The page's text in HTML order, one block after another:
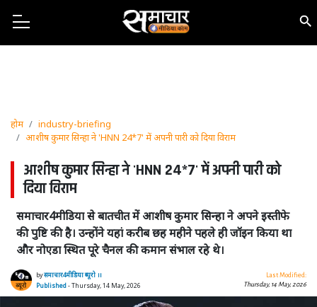
होम
industry-briefing
आशीष कुमार सिन्हा ने 'HNN 24*7' में अपनी पारी को दिया विराम
आशीष कुमार सिन्हा ने 'HNN 24*7' में अपनी पारी को
दिया विराम
समाचार4मीडिया से बातचीत में आशीष कुमार सिन्हा ने अपने इस्तीफे
की पुष्टि की है। उन्होंने यहां करीब छह महीने पहले ही जॉइन किया था
और नोएडा स्थित पूरे चैनल की कमान संभाल रहे थे।
byसमाचार4मीडिया ब्यूरो ।।
Published- Thursday, 14 May, 2026
Last Modified:
Thursday, 14 May, 2026